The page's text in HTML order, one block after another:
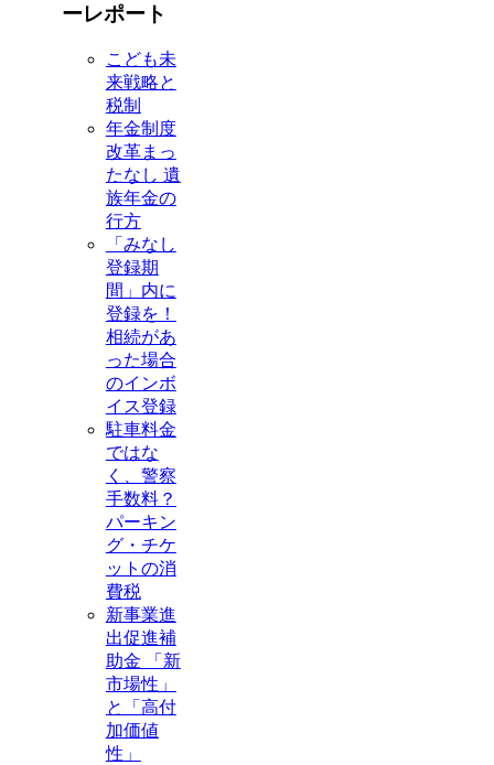
ーレポート
こども未
来戦略と
税制
年金制度
改革まっ
たなし 遺
族年金の
行方
「みなし
登録期
間」内に
登録を！
相続があ
った場合
のインボ
イス登録
駐車料金
ではな
く、警察
手数料？
パーキン
グ・チケ
ットの消
費税
新事業進
出促進補
助金 「新
市場性」
と「高付
加価値
性」